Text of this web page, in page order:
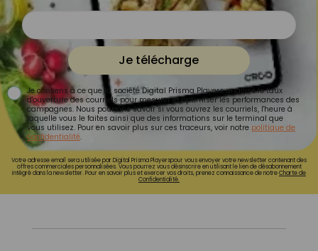
Je télécharge
Je consens à ce que la société Digital Prisma Players analyse le taux
d'ouverture des courriels pour mesurer et optimiser les performances des
campagnes. Nous pourrons savoir si vous ouvrez les courriels, l'heure à
laquelle vous le faites ainsi que des informations sur le terminal que
vous utilisez. Pour en savoir plus sur ces traceurs, voir notre politique de
confidentialité.
Votre adresse email sera utilisée par Digital Prisma Playerspour vous envoyer votre newsletter contenant des
offres commerciales personnalisées. Vous pourrez vous désinscrire en utilisant le lien de désabonnement
intégré dans la newsletter. Pour en savoir plus et exercer vos droits, prenez connaissance de notreCharte de
Confidentialité.